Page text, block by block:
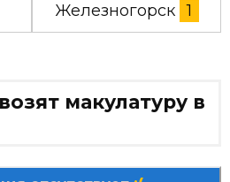
Железногорск 1
макулатуру в